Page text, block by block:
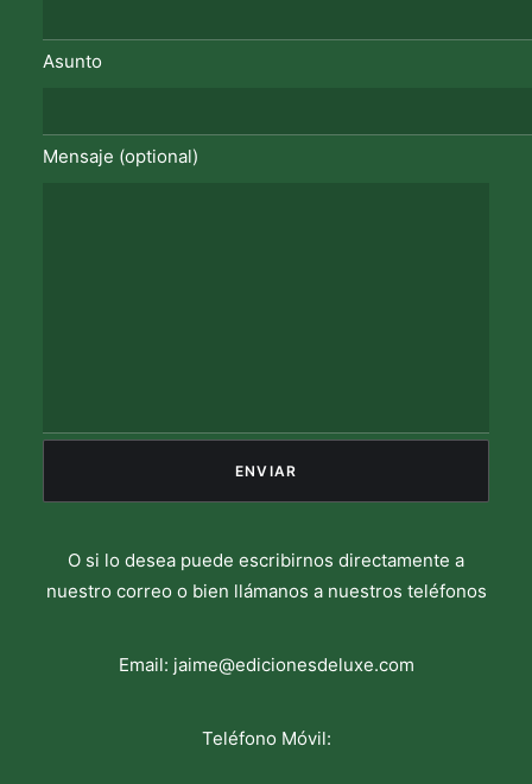
Asunto
Mensaje (optional)
O si lo desea puede escribirnos directamente a
nuestro correo o bien llámanos a nuestros teléfonos
Email: jaime@edicionesdeluxe.com
Teléfono Móvil: